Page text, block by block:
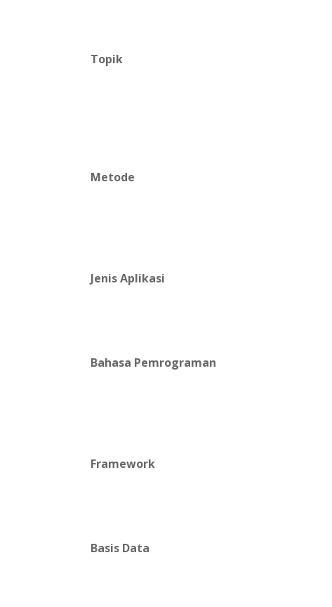
Topik
Metode
Jenis Aplikasi
Bahasa Pemrograman
Framework
Basis Data